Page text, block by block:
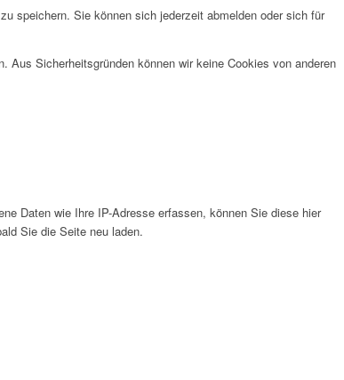
speichern. Sie können sich jederzeit abmelden oder sich für
Aus Sicherheitsgründen können wir keine Cookies von anderen
Daten wie Ihre IP-Adresse erfassen, können Sie diese hier
Sie die Seite neu laden.